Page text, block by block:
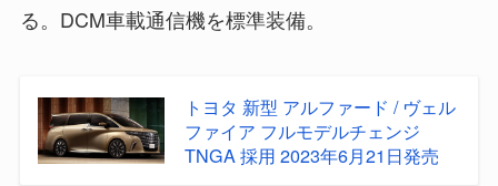
る。DCM車載通信機を標準装備。
トヨタ 新型 アルファード / ヴェル
ファイア フルモデルチェンジ
TNGA 採用 2023年6月21日発売